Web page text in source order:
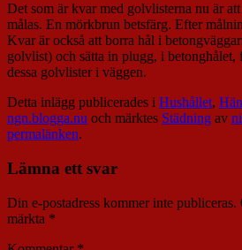
Det som är kvar med golvlisterna nu är
målas. En mörkbrun betsfärg. Efter
Kvar är också att borra hål i
golvlist) och sätta in plugg, i betonghålet,
dessa golvlister i väggen.
Detta inlägg publicerades i Hushållet,
ngn.blogga.nu och märktes Städning av
permalänken.
Lämna ett svar
Din e-postadress kommer inte publiceras.
märkta *